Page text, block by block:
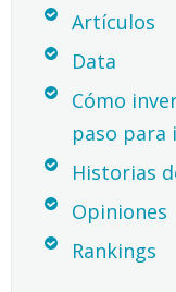
Artículos
Data
Cómo
paso para
Historias
Opiniones
Rankings